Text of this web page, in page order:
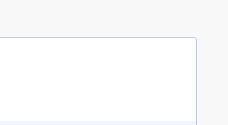
灯塔主义(Beaconism)，不过，更
以降的「二元对立」的认识论及